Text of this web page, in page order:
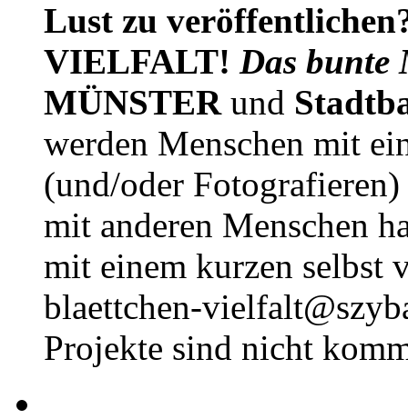
Lust zu
VIELFALT! Das bunte
MÜNSTERund
werden Menschen mit
(und/oder
mit anderen Menschen
mit einem kurzen selbst
blaettchen-
Projekte sind nicht